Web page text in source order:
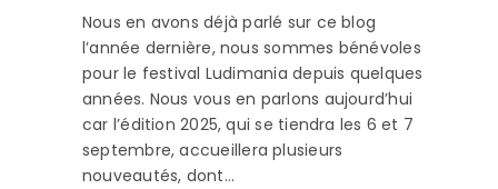
Nous en avons déjà parlé sur ce blog
l’année dernière, nous sommes bénévoles
pour le festival Ludimania depuis quelques
années. Nous vous en parlons aujourd’hui
car l’édition 2025, qui se tiendra les 6 et 7
septembre, accueillera plusieurs
nouveautés, dont…